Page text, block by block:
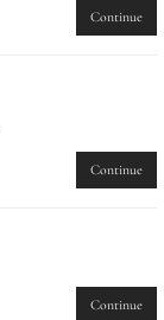
Continue
Continue
Continue